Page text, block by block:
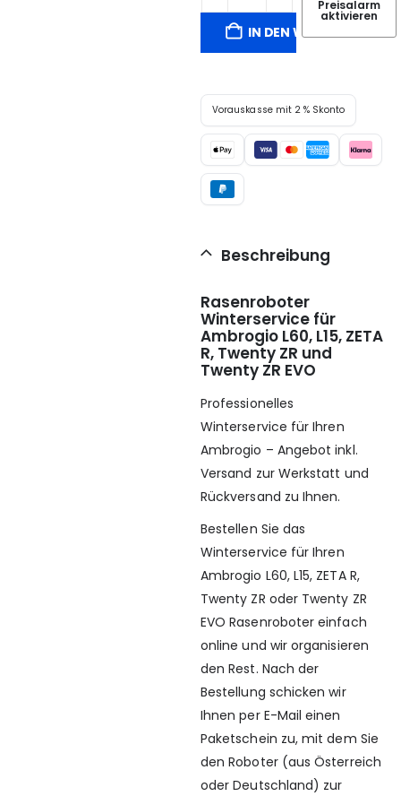
IN DEN WARENKORB
Preisalarm
aktivieren
Vorauskasse mit 2 % Skonto
Beschreibung
Rasenroboter
Winterservice für
Ambrogio L60, L15, ZETA
R, Twenty ZR und
Twenty ZR EVO
Professionelles
Winterservice für Ihren
Ambrogio – Angebot inkl.
Versand zur Werkstatt und
Rückversand zu Ihnen.
Bestellen Sie das
Winterservice für Ihren
Ambrogio L60, L15, ZETA R,
Twenty ZR oder Twenty ZR
EVO Rasenroboter einfach
online und wir organisieren
den Rest. Nach der
Bestellung schicken wir
Ihnen per E-Mail einen
Paketschein zu, mit dem Sie
den Roboter (aus Österreich
oder Deutschland) zur